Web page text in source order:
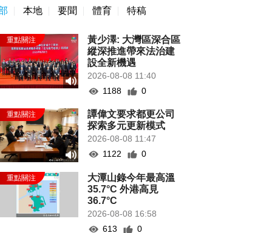
本地 要聞 體育 特稿
黃少澤: 大灣區深合區
縱深推進帶來法治建
設全新機遇
2026-08-08 11:40
1188
0
譚偉文要求都更公司
探索多元更新模式
2026-08-08 11:47
1122
0
大潭山錄今年最高溫
35.7°C 外港高見
36.7°C
2026-08-08 16:58
613
0